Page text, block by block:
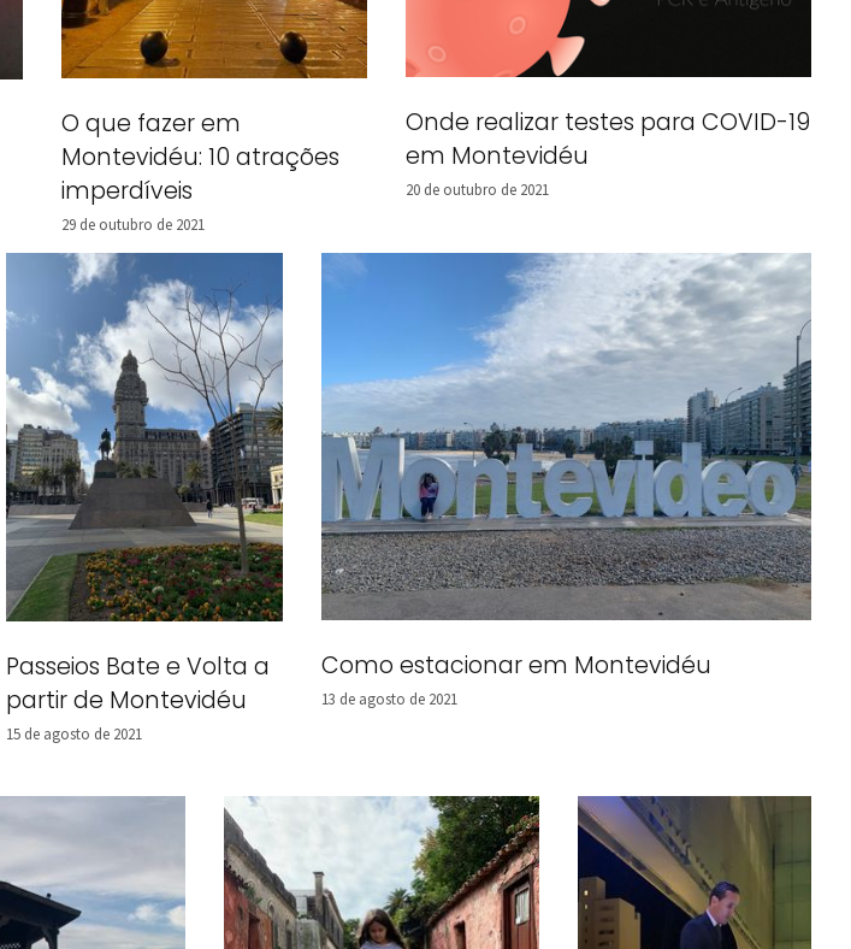
O que fazer em
Montevidéu: 10 atrações
imperdíveis
29 de outubro de 2021
Onde realizar testes para COVID-19
em Montevidéu
20 de outubro de 2021
Passeios Bate e Volta a
partir de Montevidéu
15 de agosto de 2021
Como estacionar em Montevidéu
13 de agosto de 2021